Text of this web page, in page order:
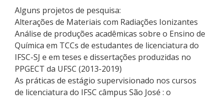
Alguns projetos de pesquisa:
Alterações de Materiais com Radiações Ionizantes
Análise de produções acadêmicas sobre o Ensino de
Química em TCCs de estudantes de licenciatura do
IFSC-SJ e em teses e dissertações produzidas no
PPGECT da UFSC (2013-2019)
As práticas de estágio supervisionado nos cursos
de licenciatura do IFSC câmpus São José : o